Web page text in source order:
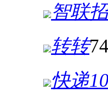
智联
转转
快递